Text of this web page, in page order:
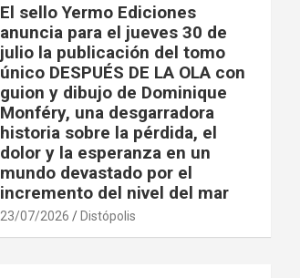
El sello Yermo Ediciones
anuncia para el jueves 30 de
julio la publicación del tomo
único DESPUÉS DE LA OLA con
guion y dibujo de Dominique
Monféry, una desgarradora
historia sobre la pérdida, el
dolor y la esperanza en un
mundo devastado por el
incremento del nivel del mar
23/07/2026 Distópolis